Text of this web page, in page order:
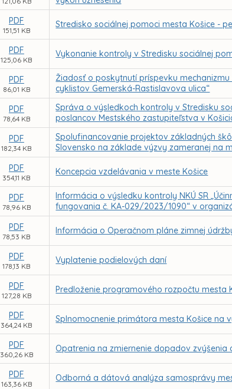
PDF
151,51 KB
Stredisko sociálnej pomoci mesta Košice -
PDF
125,06 KB
Vykonanie kontroly v Stredisku sociálnej
PDF
86,01 KB
Žiadosť o poskytnutí príspevku
cyklistov Gemerská-Rastislavova ulica“
PDF
78,64 KB
Správa o výsledkoch kontroly v Stredisku
poslancov Mestského zastupiteľstva v
PDF
182,34 KB
Spolufinancovanie projektov základných
Slovensko na základe výzvy zameranej na
PDF
354,11 KB
Koncepcia vzdelávania v meste Košice
PDF
78,96 KB
Informácia o výsledku kontroly NKÚ SR
fungovania č. KA-029/2023/1090“ v
PDF
78,53 KB
Informácia o Operačnom pláne zimnej
PDF
178,13 KB
Vyplatenie podielových daní
PDF
127,28 KB
Predloženie programového rozpočtu mesta
PDF
364,24 KB
Splnomocnenie primátora mesta Košice
PDF
360,26 KB
Opatrenia na zmiernenie dopadov
PDF
163,36 KB
Odborná a dátová analýza samosprávy